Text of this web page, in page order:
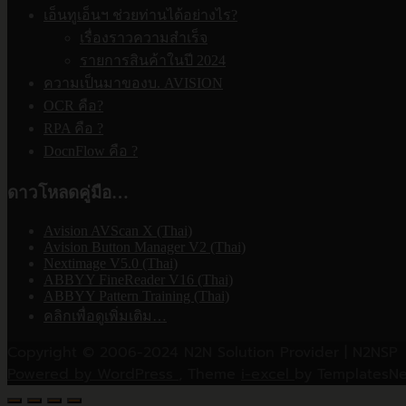
เอ็นทูเอ็นฯ ช่วยท่านได้อย่างไร?
เรื่องราวความสำเร็จ
รายการสินค้าในปี 2024
ความเป็นมาของบ. AVISION
OCR คือ?
RPA คือ ?
DocnFlow คือ ?
ดาวโหลดคู่มือ…
Avision AVScan X (Thai)
Avision Button Manager V2 (Thai)
Nextimage V5.0 (Thai)
ABBYY FineReader V16 (Thai)
ABBYY Pattern Training (Thai)
คลิกเพื่อดูเพิ่มเติม…